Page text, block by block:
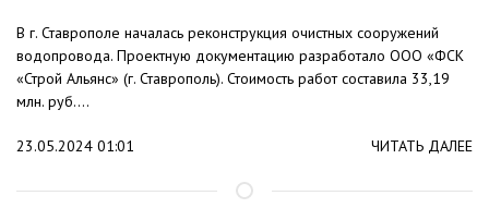
В г. Ставрополе началась реконструкция очистных сооружений
водопровода. Проектную документацию разработало ООО «ФСК
«Строй Альянс» (г. Ставрополь). Стоимость работ составила 33,19
млн. руб....
23.05.2024 01:01 ЧИТАТЬ ДАЛЕЕ